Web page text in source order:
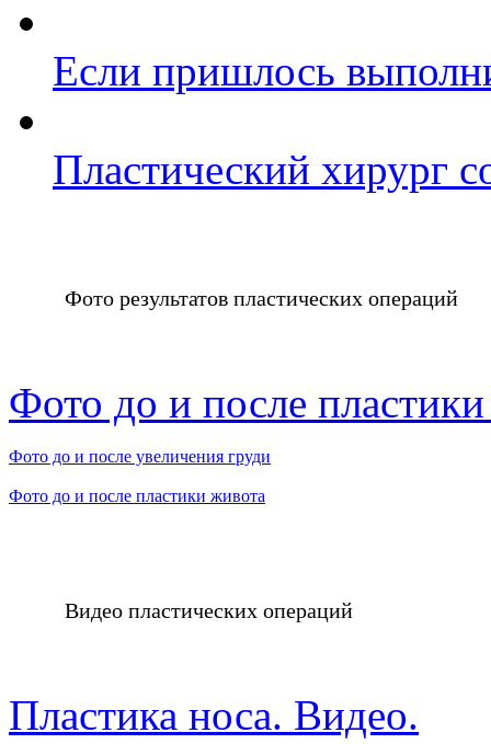
Если пришлось
Пластический хирург
Фото результатов пластических операций
Фото до и после
Фото до и после увеличения груди
Фото до и после пластики живота
Видео пластических операций
Пластика носа. Видео.